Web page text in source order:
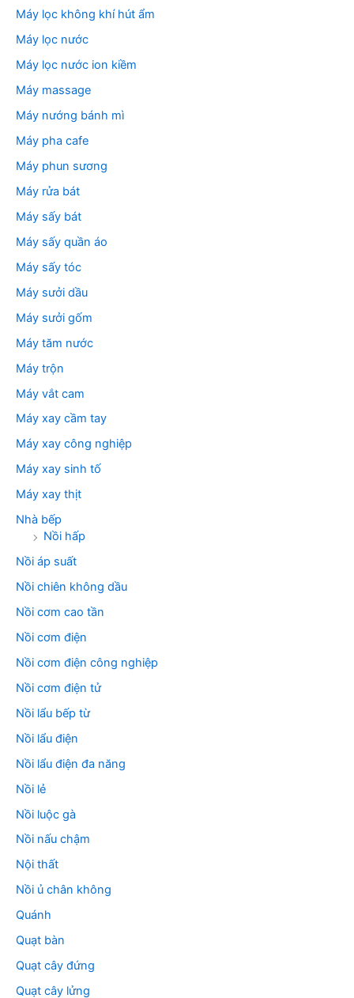
Máy lọc không khí hút ẩm
Máy lọc nước
Máy lọc nước ion kiềm
Máy massage
Máy nướng bánh mì
Máy pha cafe
Máy phun sương
Máy rửa bát
Máy sấy bát
Máy sấy quần áo
Máy sấy tóc
Máy sưởi dầu
Máy sưởi gốm
Máy tăm nước
Máy trộn
Máy vắt cam
Máy xay cầm tay
Máy xay công nghiệp
Máy xay sinh tố
Máy xay thịt
Nhà bếp
Nồi hấp
Nồi áp suất
Nồi chiên không dầu
Nồi cơm cao tần
Nồi cơm điện
Nồi cơm điện công nghiệp
Nồi cơm điện tử
Nồi lẩu bếp từ
Nồi lẩu điện
Nồi lẩu điện đa năng
Nồi lẻ
Nồi luộc gà
Nồi nấu chậm
Nội thất
Nồi ủ chân không
Quánh
Quạt bàn
Quạt cây đứng
Quạt cây lửng